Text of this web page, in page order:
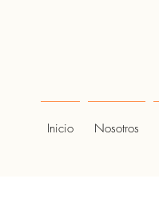
Inicio Nosotros